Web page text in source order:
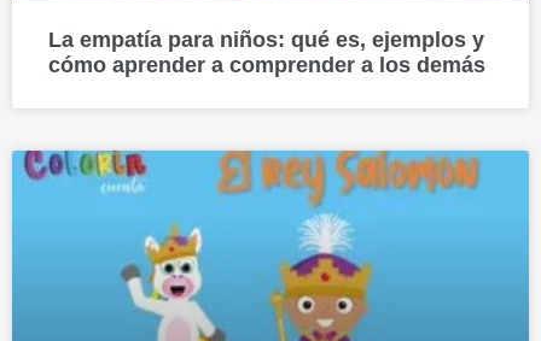
La empatía para niños: qué es, ejemplos y
cómo aprender a comprender a los demás